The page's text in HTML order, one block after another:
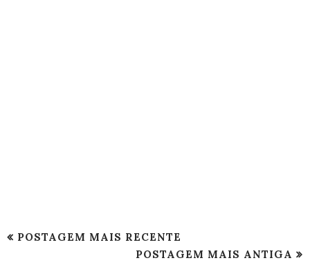
POSTAGEM MAIS RECENTE
POSTAGEM MAIS ANTIGA